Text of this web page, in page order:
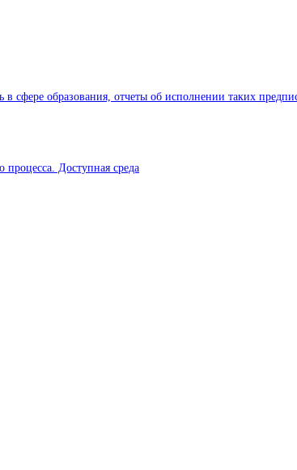
сфере образования, отчеты об исполнении таких
процесса. Доступная среда